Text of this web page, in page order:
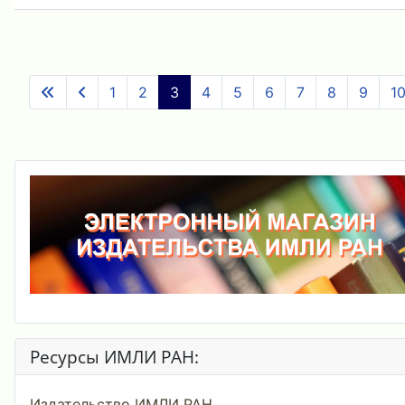
1 2 3 4 5 6 7 8 9 10
Ресурсы ИМЛИ РАН: